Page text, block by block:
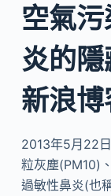
空氣
炎的隱
新浪博
2013年5月22
粒灰塵(PM10)
過敏性鼻炎(也